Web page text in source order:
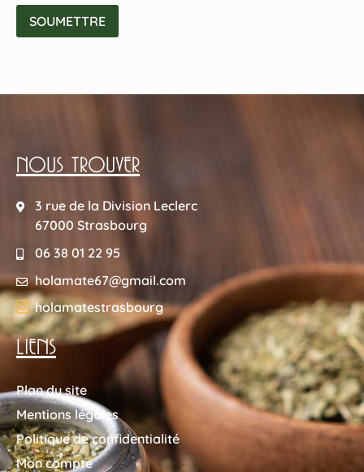
NOUS TROUVER
3 rue de la Division Leclerc
67000 Strasbourg
06 38 01 22 95
holamate67@gmail.com
holamatestrasbourg
LIENS
Plan du site
Mentions légales
Politique de confidentialité
Mon compte